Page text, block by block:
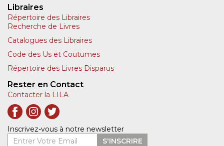
Libraires
Répertoire des Libraires
Recherche de Livres
Catalogues des Libraires
Code des Us et Coutumes
Répertoire des Livres Disparus
Rester en Contact
Contacter la LILA
Inscrivez-vous à notre newsletter
Entrer Votre Email
S'INSCRIRE